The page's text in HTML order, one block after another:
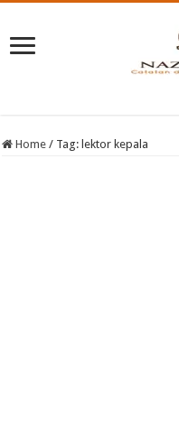
Home / Tag:lektor kepala